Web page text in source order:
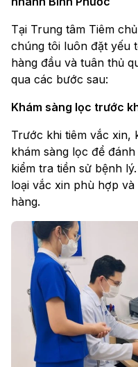
Tại Trung tâm Tiêm
chúng tôi luôn đặt yếu
hàng đầu và tuân thủ
qua các bước sau:
Khám sàng lọc trước
Trước khi tiêm vắc xin,
khám sàng lọc để
kiểm tra tiền sử bệnh
loại vắc xin phù hợp
hàng.